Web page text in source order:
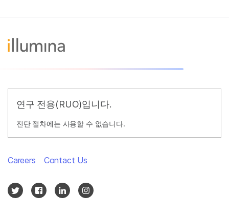
연구 전용(RUO)입니다.
진단 절차에는 사용할 수 없습니다.
Careers Contact Us